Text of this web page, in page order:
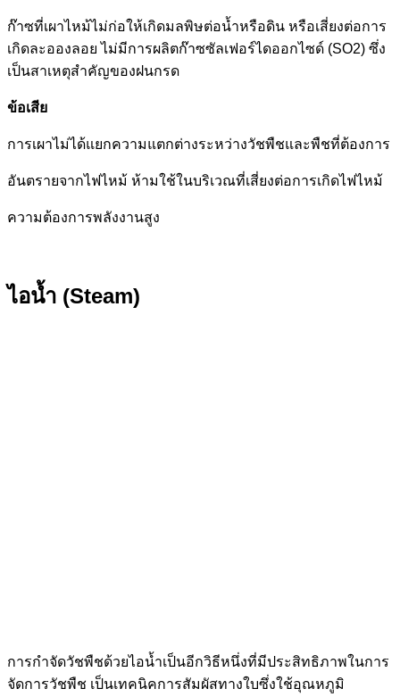
ก๊าซที่เผาไหม้ไม่ก่อให้เกิดมลพิษต่อน้ำหรือดิน หรือเสี่ยงต่อการ
เกิดละอองลอย ไม่มีการผลิตก๊าซซัลเฟอร์ไดออกไซด์ (SO2) ซึ่ง
เป็นสาเหตุสำคัญของฝนกรด
ข้อเสีย
การเผาไม่ได้แยกความแตกต่างระหว่างวัชพืชและพืชที่ต้องการ
อันตรายจากไฟไหม้ ห้ามใช้ในบริเวณที่เสี่ยงต่อการเกิดไฟไหม้
ความต้องการพลังงานสูง
ไอน้ำ (Steam)
การกำจัดวัชพืชด้วยไอน้ำเป็นอีกวิธีหนึ่งที่มีประสิทธิภาพในการ
จัดการวัชพืช เป็นเทคนิคการสัมผัสทางใบซึ่งใช้อุณหภูมิ